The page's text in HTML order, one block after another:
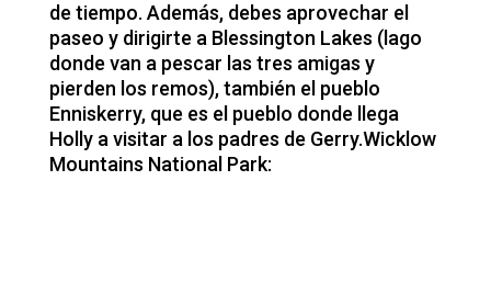
de tiempo. Además, debes aprovechar el
paseo y dirigirte a Blessington Lakes (lago
donde van a pescar las tres amigas y
pierden los remos), también el pueblo
Enniskerry, que es el pueblo donde llega
Holly a visitar a los padres de Gerry.Wicklow
Mountains National Park: